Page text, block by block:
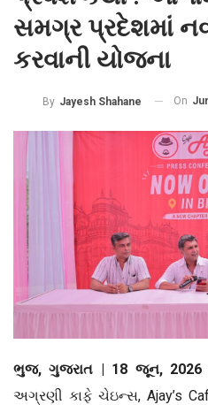
સમગ્ર પ્રદેશમાં
કરવાની યોજના
By Jayesh Shahane On
ભુજ, ગુજરાત | 18 જૂન, 2026
અગ્રણી કાફે ચેઇન્સ, Ajay’s